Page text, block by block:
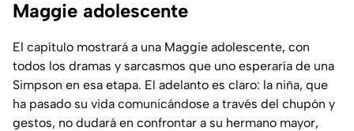
Maggie adolescente
El capítulo mostrará a una Maggie adolescente, con
todos los dramas y sarcasmos que uno esperaría de una
Simpson en esa etapa. El adelanto es claro: la niña, que
ha pasado su vida comunicándose a través del chupón y
gestos, no dudará en confrontar a su hermano mayor,